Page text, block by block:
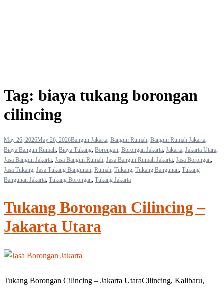
Tag: biaya tukang borongan
cilincing
May 26, 2026May 26, 2026Bangun Jakarta, Bangun Rumah, Bangun Rumah Jakarta,
Biaya Bangun Rumah, Biaya Tukang, Borongan, Borongan Jakarta, Jakarta, Jakarta Utara,
Jasa Bangun Jakarta, Jasa Bangun Rumah, Jasa Bangun Rumah Jakarta, Jasa Borongan,
Jasa Tukang, Jasa Tukang Bangunan, Rumah, Tukang, Tukang Bangunan, Tukang
Bangunan Jakarta, Tukang Borongan, Tukang Jakarta
Tukang Borongan Cilincing –
Jakarta Utara
Tukang Borongan Cilincing – Jakarta UtaraCilincing, Kalibaru,